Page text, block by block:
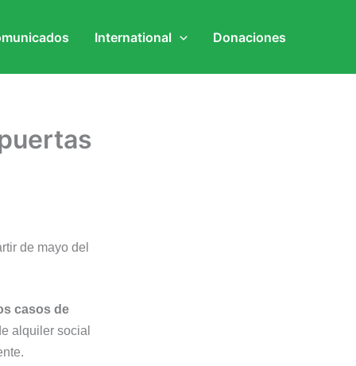
International Donaciones
de mayo del
casos de
alquiler social